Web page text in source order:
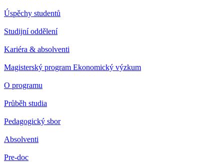
Úspěchy studentů
Studijní oddělení
Kariéra & absolventi
Magisterský program Ekonomický výzkum
O programu
Průběh studia
Pedagogický sbor
Absolventi
Pre-doc